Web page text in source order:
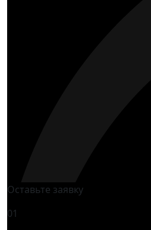
Оставьте заявку
01